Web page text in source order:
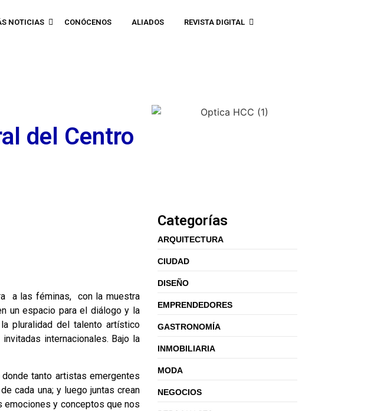
NOTICIAS CONÓCENOS ALIADOS REVISTA DIGITAL
del Centro
a las féminas, con la muestra
un espacio para el diálogo y la
pluralidad del talento artístico
internacionales. Bajo la
tanto artistas emergentes
cada una; y luego juntas crean
emociones y conceptos que nos
Categorías
ARQUITECTURA
CIUDAD
DISEÑO
EMPRENDEDORES
GASTRONOMÍA
INMOBILIARIA
MODA
NEGOCIOS